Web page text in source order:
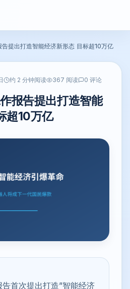
提出打造智能经济新形态 目标超10万亿
约 2 分钟阅读 367 阅读 0 评论
报告提出打造智能
超10万亿
首次提出打造”智能经济